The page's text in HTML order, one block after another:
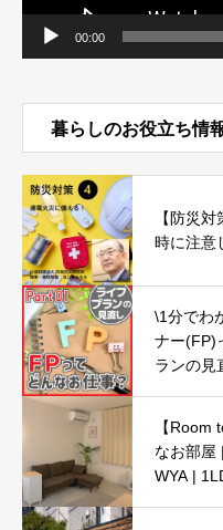
00:00
暮らしのお役立ち情
【防災
時に注意
\1分でわ
ナー(FP)
ランの見
【Room
なお部屋
WYA |